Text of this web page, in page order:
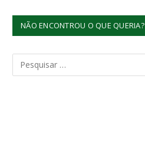
NÃO ENCONTROU O QUE QUERIA?